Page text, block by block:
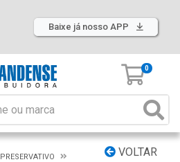
Baixe já nosso APP
0
VOLTAR
PRESERVATIVO